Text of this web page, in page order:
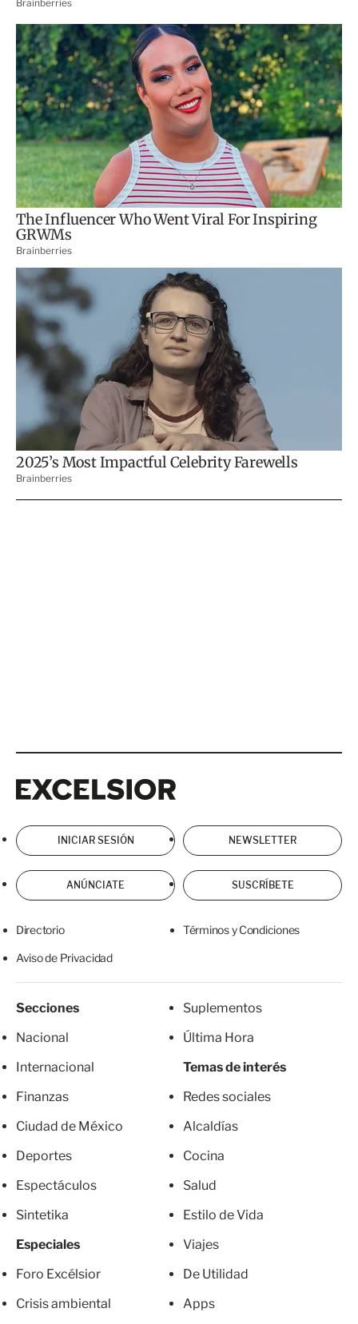
INICIAR SESIÓN NEWSLETTER
ANÚNCIATE SUSCRÍBETE
Directorio Términos y Condiciones
Aviso de Privacidad
Secciones
Nacional
Internacional
Finanzas
Ciudad de México
Deportes
Espectáculos
Sintetika
Especiales
Foro Excélsior
Crisis ambiental
Suplementos
Última Hora
Temas de interés
Redes sociales
Alcaldías
Cocina
Salud
Estilo de Vida
Viajes
De Utilidad
Apps